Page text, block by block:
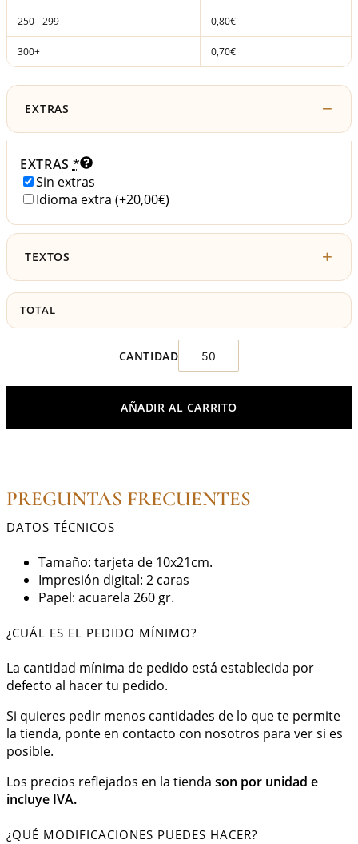
250 - 299 0,80€
300+ 0,70€
EXTRAS
EXTRAS *
Sin extras
Idioma extra (+20,00€)
TEXTOS
TOTAL
AÑADIR AL CARRITO
PREGUNTAS FRECUENTES
DATOS TÉCNICOS
Tamaño: tarjeta de 10x21cm.
Impresión digital: 2 caras
Papel: acuarela 260 gr.
¿CUÁL ES EL PEDIDO MÍNIMO?
La cantidad mínima de pedido está establecida por
defecto al hacer tu pedido.
Si quieres pedir menos cantidades de lo que te permite
la tienda, ponte en contacto con nosotros para ver si es
posible.
Los precios reflejados en la tienda son por unidad e
incluye IVA.
¿QUÉ MODIFICACIONES PUEDES HACER?